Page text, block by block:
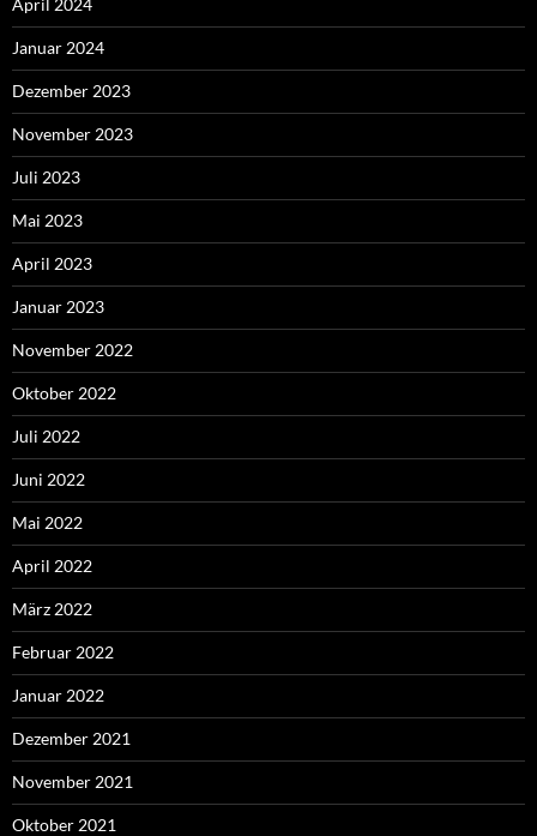
Januar 2024
Dezember 2023
November 2023
Juli 2023
Mai 2023
April 2023
Januar 2023
November 2022
Oktober 2022
Juli 2022
Juni 2022
Mai 2022
April 2022
März 2022
Februar 2022
Januar 2022
Dezember 2021
November 2021
Oktober 2021